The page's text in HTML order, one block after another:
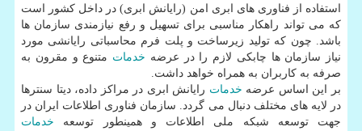
استفاده از فناوری های ابری امن (رایانش ابری) در داخل كشور است
كه می تواند راهكار مناسبی برای تسهیل و رفع نیازمندی سازمان ها
باشد. چون كه تولید زیرساخت و پلت فرم محاسباتی رایانشی مورد
نیاز سازمان ها چابكی لازم را در عرضه خدمات متنوع و مقرون به
صرفه به كاربران به همراه خواهد داشت.
بر این اساس عرضه خدمات رایانش ابری در مراكز داده، دیتا سنترها
در لایه های مختلف دنبال می گردد. سازمان فناوری اطلاعات ایران در
جهت توسعه شبكه ملی اطلاعات و همینطور توسعه خدمات